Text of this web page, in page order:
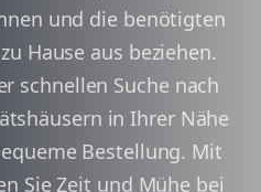
und die benötigten
Hause aus beziehen.
schnellen Suche nach
in Ihrer Nähe
Bestellung. Mit
Sie Zeit und Mühe bei